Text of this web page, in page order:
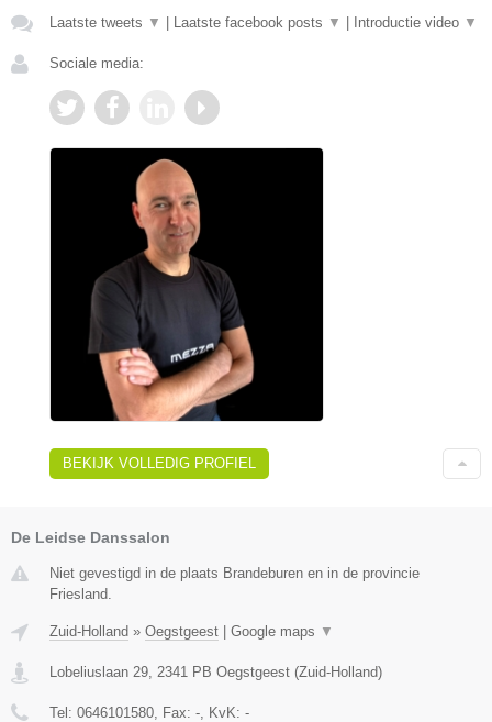
Laatste tweets ▼ Laatste facebook posts ▼ Introductie video ▼
Sociale media:
BEKIJK VOLLEDIG PROFIEL
De Leidse Danssalon
Niet gevestigd in de plaats Brandeburen en in de provincie
Friesland.
Zuid-Holland » Oegstgeest Google maps ▼
Lobeliuslaan 29, 2341 PB Oegstgeest (Zuid-Holland)
Tel: 0646101580, Fax: -, KvK: -